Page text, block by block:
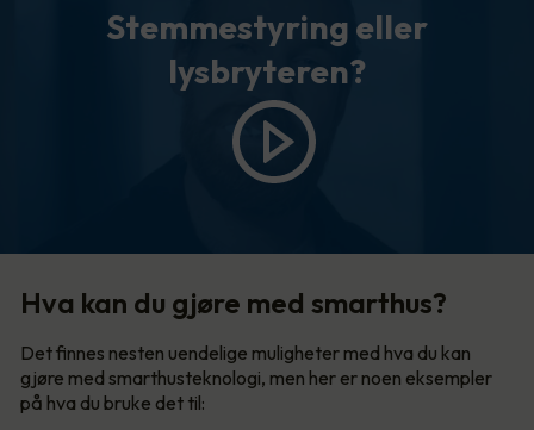
Stemmestyring eller
lysbryteren?
Hva kan du gjøre med smarthus?
Det finnes nesten uendelige muligheter med hva du kan
gjøre med smarthusteknologi, men her er noen eksempler
på hva du bruke det til: